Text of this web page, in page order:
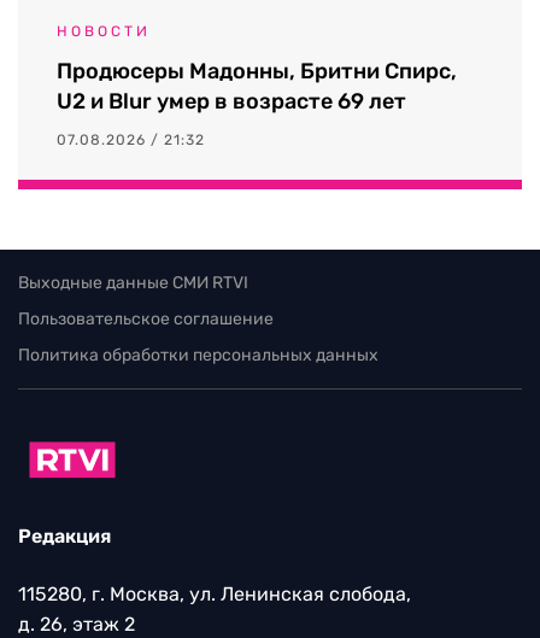
НОВОСТИ
Продюсеры Мадонны, Бритни Спирс,
U2 и Blur умер в возрасте 69 лет
07.08.2026 / 21:32
Выходные данные СМИ RTVI
Пользовательское соглашение
Политика обработки персональных данных
Редакция
115280, г. Москва, ул. Ленинская слобода,
д. 26, этаж 2